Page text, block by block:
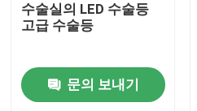
품질 관리
연락주세요
수술실의 LED 수술등
고급 수술등
문의 보내기